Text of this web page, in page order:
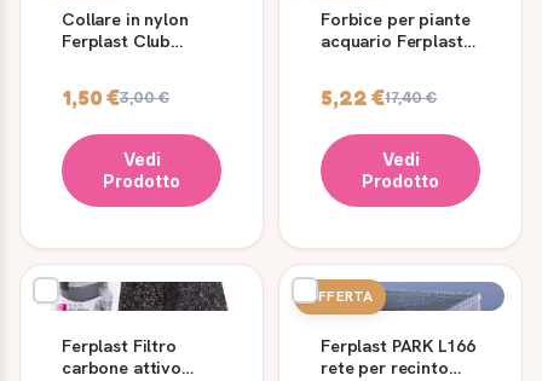
Collare in nylon
Ferplast Club
1,50 €3,00 €
Vedi
Prodotto
Forbice per piante
acquario Ferplast
5,22 €17,40 €
Vedi
Prodotto
Ferplast Filtro
carbone attivo
OFFERTA
Ferplast PARK L166
rete per recinto